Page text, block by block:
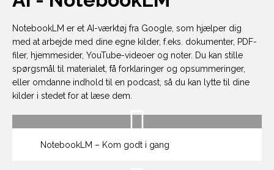
NotebookLM er et AI-værktøj fra Google, som hjælper dig
med at arbejde med dine egne kilder, f.eks. dokumenter, PDF-
filer, hjemmesider, YouTube-videoer og noter. Du kan stille
spørgsmål til materialet, få forklaringer og opsummeringer,
eller omdanne indhold til en podcast, så du kan lytte til dine
kilder i stedet for at læse dem.
NotebookLM – Kom godt i gang